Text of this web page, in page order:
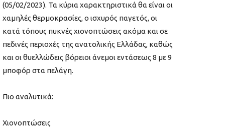
(05/02/2023). Τα κύρια χαρακτηριστικά θα είναι οι
χαμηλές θερμοκρασίες, ο ισχυρός παγετός, οι
κατά τόπους πυκνές χιονοπτώσεις ακόμα και σε
πεδινές περιοχές της ανατολικής Ελλάδας, καθώς
και οι θυελλώδεις βόρειοι άνεμοι εντάσεως 8 με 9
μποφόρ στα πελάγη.
Πιο αναλυτικά:
Χιονοπτώσεις